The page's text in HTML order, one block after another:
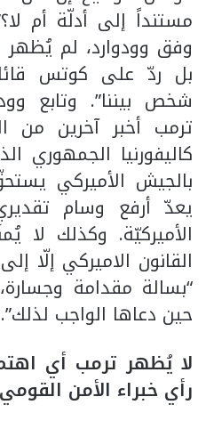
مستنداً إلى أدلّة أم
وفق وودوارد، لم
بل ردّ على كوتس
شخص بيننا”. وتابع
ترمب أخبر آخرين من
كاليفورنيا الجمهوري
بالجيش الأميركي
يعدّ أرفع وسام
الأميركيّة. وكذلك لا
القانون الاميركي إلّا
“بسالة مقدامة
حين دعاها الواجب لذلك”.
لا يُظهر ترمب أي
رأي خبراء الأمن القومي